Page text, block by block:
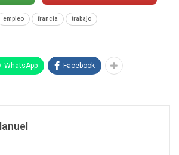
empleo francia trabajo
WhatsApp Facebook